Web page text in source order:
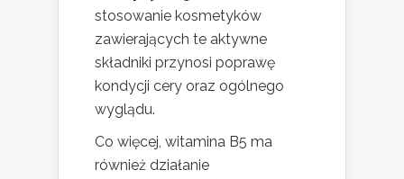
stosowanie kosmetyków
zawierających te aktywne
składniki przynosi poprawę
kondycji cery oraz ogólnego
wyglądu.
Co więcej, witamina B5 ma
również działanie